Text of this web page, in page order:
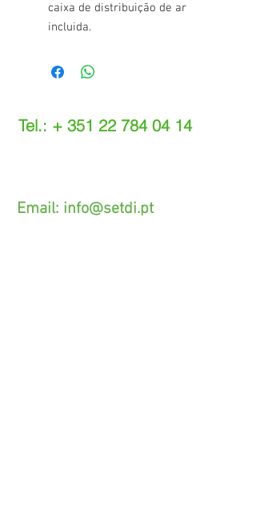
caixa de distribuição de ar
incluida.
Tel.: + 351 22 784 04 14
Email: info@setdi.pt